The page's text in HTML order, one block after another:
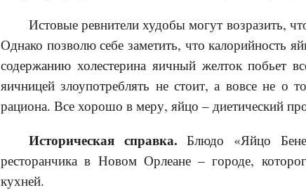
Истовые ревнители худобы могут возразить,
Однако позволю себе заметить, что калорийность
содержанию холестерина яичный желток побьет
яичницей злоупотреблять не стоит, а вовсе не о
рациона. Все хорошо в меру, яйцо – диетический
Историческая справка. Блюдо «Яйцо
ресторанчика в Новом Орлеане – городе,
кухней.